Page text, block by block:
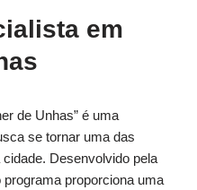
em
de Unhas” é uma
se tornar uma das
Desenvolvido pela
proporciona uma